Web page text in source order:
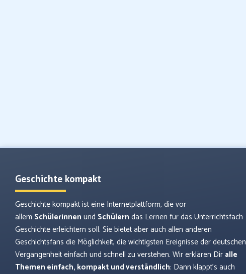
Geschichte kompakt
Geschichte kompakt ist eine Internetplattform, die vor
allem Schülerinnen und Schülern das Lernen für das Unterrichtsfach
Geschichte erleichtern soll. Sie bietet aber auch allen anderen
Geschichtsfans die Möglichkeit, die wichtigsten Ereignisse der deutschen
Vergangenheit einfach und schnell zu verstehen. Wir erklären Dir alle
Themen einfach, kompakt und verständlich: Dann klappt’s auch